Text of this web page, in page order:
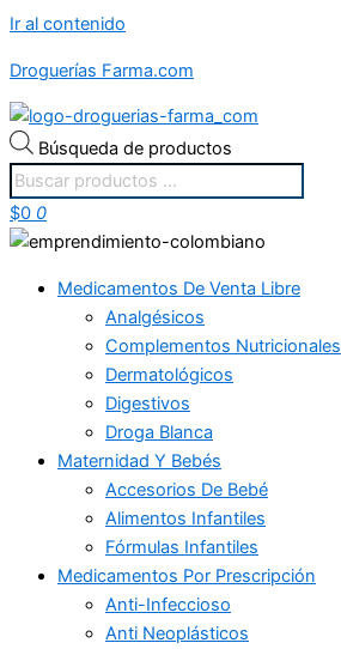
Ir al contenido
Droguerías Farma.com
Búsqueda de productos
$0 0
Medicamentos De Venta Libre
Analgésicos
Complementos Nutricionales
Dermatológicos
Digestivos
Droga Blanca
Maternidad Y Bebés
Accesorios De Bebé
Alimentos Infantiles
Fórmulas Infantiles
Medicamentos Por Prescripción
Anti-Infeccioso
Anti Neoplásticos